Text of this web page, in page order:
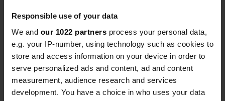
Responsible use of your data
We and our 1022 partners process your personal data,
e.g. your IP-number, using technology such as cookies to
store and access information on your device in order to
serve personalized ads and content, ad and content
measurement, audience research and services
development. You have a choice in who uses your data
campeggio
volevamo
partire.
3 notti; la
Contatto
Posizione